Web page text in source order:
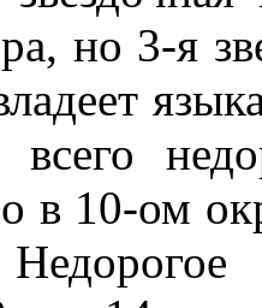
но 3-я
в 10-ом